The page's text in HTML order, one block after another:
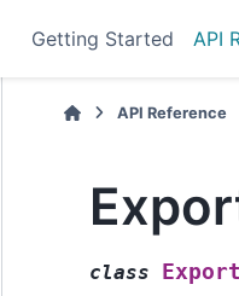
Getting Started API
API Reference
class